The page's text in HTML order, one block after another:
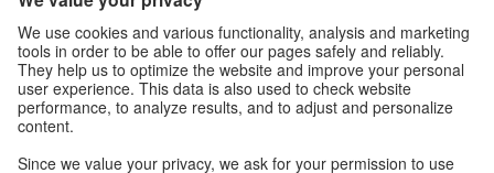
Goethe-Institut ၏ ဂျာမန်ဘာသာသင်တန်းများ
ဆရာများအတွက်ပေါ်တယ် "Deutschstunde"
ကိုယ်ရေးအချက်အလက်နှင့် ဝင်ရောက်နိုင်မှု